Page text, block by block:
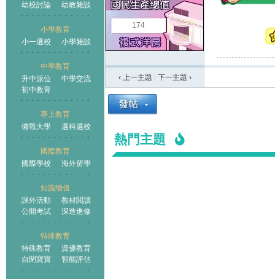
幼校討論
幼教雜談
小學教育
小一選校
小學雜談
中學教育
升中派位
中學交流
初中教育
專上教育
備戰大學
選科選校
國際教育
國際學校
海外留學
知識增值
課外活動
教材閱讀
公開考試
深造進修
特殊教育
特殊教育
資優教育
自閉寶寶
智能評估
王國
174
‹ 上一主題 下一主題 ›
熱門主題